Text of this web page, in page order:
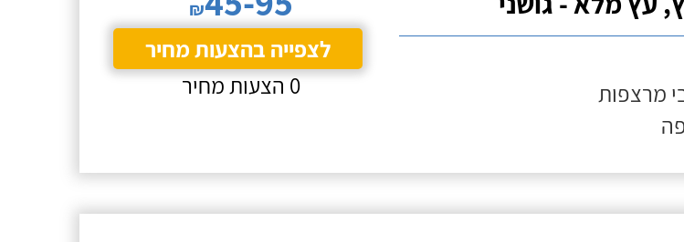
מרצפות
₪
לצפייה בהצעות מחיר
0 הצעות מחיר